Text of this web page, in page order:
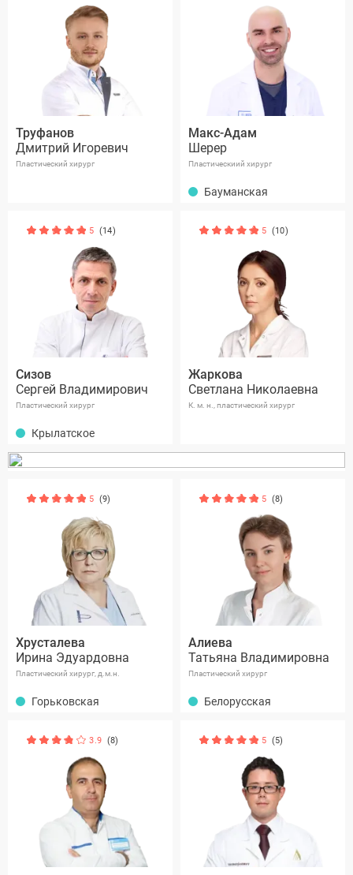
Труфанов
Дмитрий Игоревич
Пластический хирург
Макс-Адам
Шерер
Пластическиий хирург
Бауманская
5 (14)
Сизов
Сергей Владимирович
Пластический хирург
Крылатское
5 (10)
Жаркова
Светлана Николаевна
К. м. н., пластический хирург
5 (9)
Хрусталева
Ирина Эдуардовна
Пластический хирург, д.м.н.
Горьковская
5 (8)
Алиева
Татьяна Владимировна
Пластический хирург
Белорусская
3.9 (8) 5 (5)